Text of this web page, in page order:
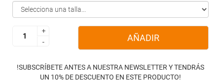
+
-
+
-
AÑADIR
!SUBSCRÍBETE ANTES A NUESTRA NEWSLETTER Y TENDRÁS
UN 10% DE DESCUENTO EN ESTE PRODUCTO!